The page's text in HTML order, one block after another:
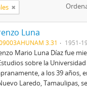
Luna
3.31 1951-
Mario Luna Díaz fue
sobre la Universidad
a los 39 años,
Laredo, Tamaulipas,